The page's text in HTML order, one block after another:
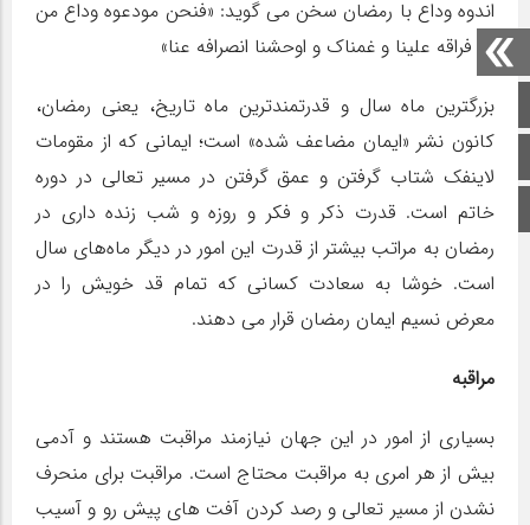
صفحه اصلی
اینستاگرام
برو بالا
اندوه وداع با رمضان سخن می گوید: «فنحن مودعوه وداع من
عز فراقه علینا و غمناک و اوحشنا انصرافه عنا»
بزرگترین ماه سال و قدرتمندترین ماه تاریخ، یعنی رمضان،
کانون نشر «ایمان مضاعف شده» است؛ ایمانی که از مقومات
لاینفک شتاب گرفتن و عمق گرفتن در مسیر تعالی در دوره
خاتم است. قدرت ذکر و فکر و روزه و شب زنده داری در
رمضان به مراتب بیشتر از قدرت این امور در دیگر ماه‌های سال
است. خوشا به سعادت کسانی که تمام قد خویش را در
معرض نسیم ایمان رمضان قرار می دهند.
مراقبه
بسیاری از امور در این جهان نیازمند مراقبت هستند و آدمی
بیش از هر امری به مراقبت محتاج است. مراقبت برای منحرف
نشدن از مسیر تعالی و رصد کردن آفت های پیش رو و آسیب